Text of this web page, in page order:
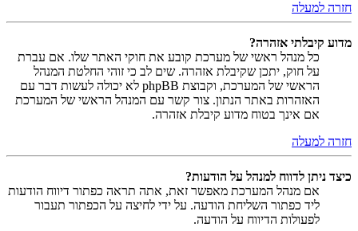
חזרה למעלה
מדוע קיבלתי אזהרה?
כל מנהל ראשי של מערכת קובע את חוקי האתר שלו. אם עברת
על חוק, יתכן שקיבלת אזהרה. שים לב כי זוהי החלטת המנהל
הראשי של המערכת, וקבוצת phpBB לא יכולה לעשות דבר עם
האזהרות באתר הנתון. צור קשר עם המנהל הראשי של המערכת
אם אינך בטוח מדוע קיבלת אזהרה.
חזרה למעלה
כיצד ניתן לדווח למנהל על הודעות?
אם מנהל המערכת מאפשר זאת, אתה תראה כפתור דיווח הודעות
ליד כפתור השליחת הודעה. על ידי לחיצה על הכפתור תעבור
לפעולות הדיווח על הודעה.